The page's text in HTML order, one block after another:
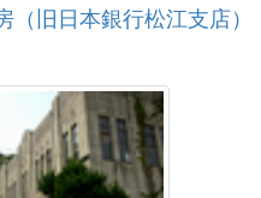
（旧日本銀行松江支店）